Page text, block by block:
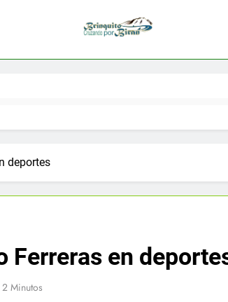
deportes
Ferreras en
2 Minutos